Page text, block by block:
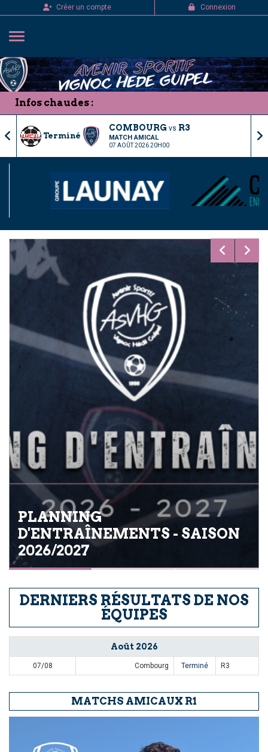
Créer un compte Connexion
Infos chaudes :
Terminé
COMBOURG vs R3
MATCH AMICAL
07 AOÛT 2026 20H00
PLANNING
D'ENTRAÎNEMENTS - SAISON
2026/2027
DERNIERS RÉSULTATS DE NOS
ÉQUIPES
Août 2026
07/08 Combourg Terminé R3
MATCHS AMICAUX R1
Panneau de gestion des cookies